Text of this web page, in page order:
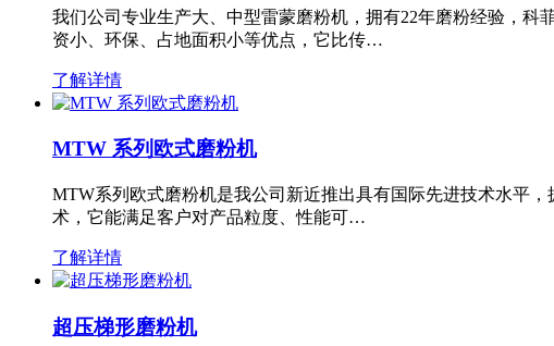
我们公司专业生产大、中型雷蒙磨粉机，拥有22年磨粉经验，
资小、环保、占地面积小等优点，它比传…
了解详情
MTW 系列欧式磨粉机
MTW系列欧式磨粉机是我公司新近推出具有国际先进技术水平
术，它能满足客户对产品粒度、性能可…
了解详情
超压梯形磨粉机